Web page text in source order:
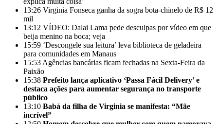
13:26 Virginia Fonseca ganha da sogra bota-chinelo de R$ 12
mil
13:12 VÍDEO: Dalai Lama pede desculpas por vídeo em que
beija menino na boca; veja
15:59 ‘Descongele sua leitura’ leva biblioteca de geladeira
para comunidades em Manaus
15:53 Agências bancárias ficam fechadas na Sexta-Feira da
Paixão
15:38 Prefeito lança aplicativo ‘Passa Fácil Delivery’ e
destaca ações para aumentar segurança no transporte
público
13:10 Babá da filha de Virginia se manifesta: “Mãe
incrível”